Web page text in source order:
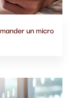
un micro